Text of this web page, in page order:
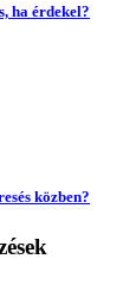
ha érdekel?
közben?